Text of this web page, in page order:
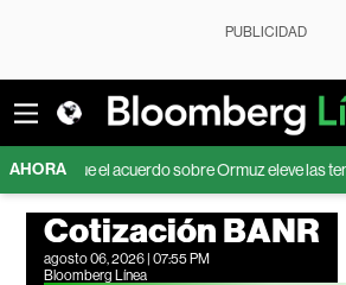
PUBLICIDAD
AHORA
que el acuerdo sobre Ormuz eleve las tensiones
Cotización BANR
agosto 06, 2026 | 07:55 PM
Bloomberg Línea